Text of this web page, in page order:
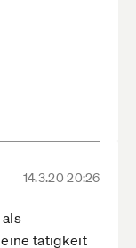
14.3.20 20:26
tätigkeit